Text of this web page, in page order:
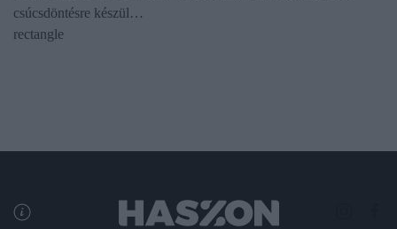
csúcsdöntésre készül…
rectangle